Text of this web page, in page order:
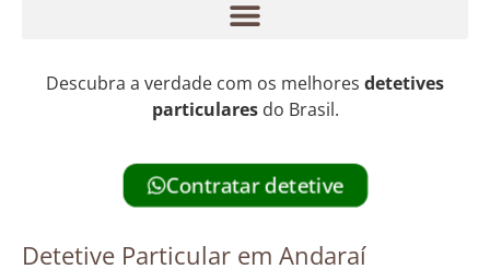
Descubra a verdade com os melhores detetives
particularesdo Brasil.
Contratar detetive
Detetive Particular em Andaraí